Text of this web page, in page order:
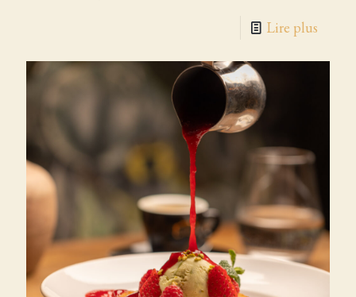
Lire plus